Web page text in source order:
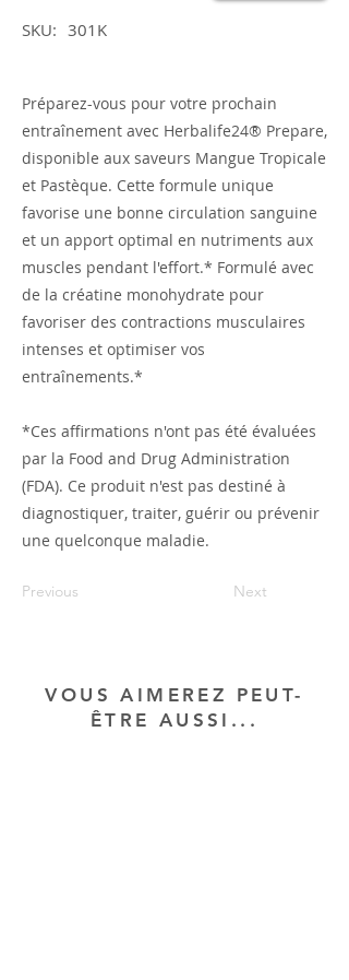
SKU: 301K
Préparez-vous pour votre prochain
entraînement avec Herbalife24® Prepare,
disponible aux saveurs Mangue Tropicale
et Pastèque. Cette formule unique
favorise une bonne circulation sanguine
et un apport optimal en nutriments aux
muscles pendant l'effort.* Formulé avec
de la créatine monohydrate pour
favoriser des contractions musculaires
intenses et optimiser vos
entraînements.*
*Ces affirmations n'ont pas été évaluées
par la Food and Drug Administration
(FDA). Ce produit n'est pas destiné à
diagnostiquer, traiter, guérir ou prévenir
une quelconque maladie.
Previous Next
VOUS AIMEREZ PEUT-
ÊTRE AUSSI...